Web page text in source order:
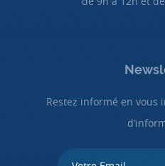
Restez informé en